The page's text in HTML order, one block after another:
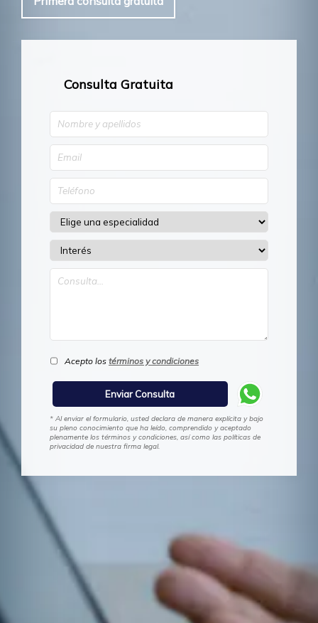
Consulta Gratuita
Acepto los términos y condiciones
* Al enviar el formulario, usted declara de manera explícita y bajo
su pleno conocimiento que ha leído, comprendido y aceptado
plenamente los términos y condiciones, así como las políticas de
privacidad de nuestra firma legal.